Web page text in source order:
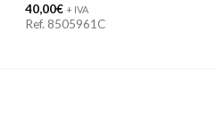
40,00€ + IVA
Ref. 8505961C